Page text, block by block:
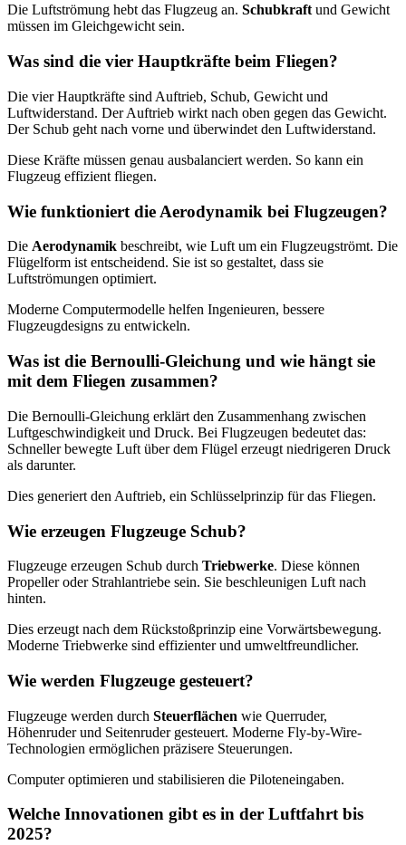
Die Luftströmung hebt das Flugzeug an. Schubkraftund Gewicht
müssen im Gleichgewicht sein.
Was sind die vier Hauptkräfte beim Fliegen?
Die vier Hauptkräfte sind Auftrieb, Schub, Gewicht und
Luftwiderstand. Der Auftrieb wirkt nach oben gegen das Gewicht.
Der Schub geht nach vorne und überwindet den Luftwiderstand.
Diese Kräfte müssen genau ausbalanciert werden. So kann ein
Flugzeug effizient fliegen.
Wie funktioniert die Aerodynamik bei Flugzeugen?
Die Aerodynamik beschreibt, wie Luft um ein Flugzeugströmt. Die
Flügelform ist entscheidend. Sie ist so gestaltet, dass sie
Luftströmungen optimiert.
Moderne Computermodelle helfen Ingenieuren, bessere
Flugzeugdesigns zu entwickeln.
Was ist die Bernoulli-Gleichung und wie hängt sie
mit dem Fliegen zusammen?
Die Bernoulli-Gleichung erklärt den Zusammenhang zwischen
Luftgeschwindigkeit und Druck. Bei Flugzeugen bedeutet das:
Schneller bewegte Luft über dem Flügel erzeugt niedrigeren Druck
als darunter.
Dies generiert den Auftrieb, ein Schlüsselprinzip für das Fliegen.
Wie erzeugen Flugzeuge Schub?
Flugzeuge erzeugen Schub durch Triebwerke. Diese können
Propeller oder Strahlantriebe sein. Sie beschleunigen Luft nach
hinten.
Dies erzeugt nach dem Rückstoßprinzip eine Vorwärtsbewegung.
Moderne Triebwerke sind effizienter und umweltfreundlicher.
Wie werden Flugzeuge gesteuert?
Flugzeuge werden durch Steuerflächen wie Querruder,
Höhenruder und Seitenruder gesteuert. Moderne Fly-by-Wire-
Technologien ermöglichen präzisere Steuerungen.
Computer optimieren und stabilisieren die Piloteneingaben.
Welche Innovationen gibt es in der Luftfahrt bis
2025?